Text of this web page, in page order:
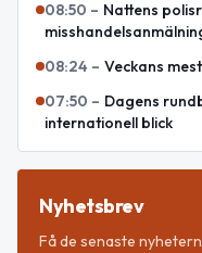
08:50 – Nattens
08:24 – Veckans
07:50 – Dagens
internationell blick
Nyhetsbrev
Få de senaste